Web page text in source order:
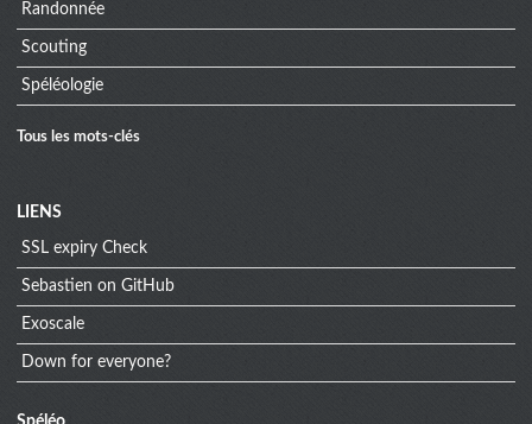
Randonnée
Scouting
Spéléologie
Tous les mots-clés
Menu
extra
LIENS
SSL expiry Check
Sebastien on GitHub
Exoscale
Down for everyone?